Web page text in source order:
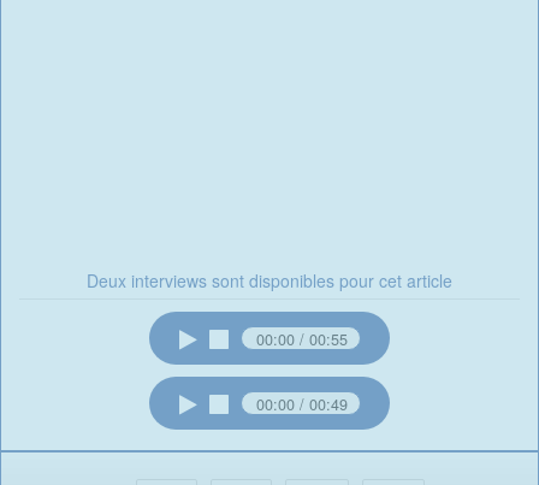
Deux interviews sont disponibles pour cet article
00:00 00:55
00:00 00:49